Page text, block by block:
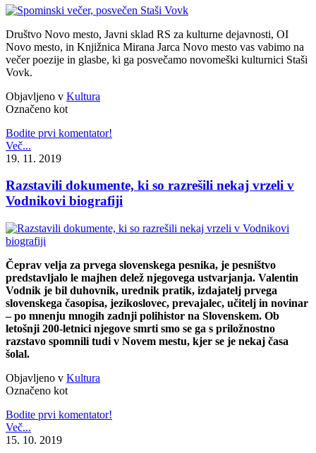
Društvo Novo mesto, Javni sklad RS za kulturne dejavnosti, OI
Novo mesto, in Knjižnica Mirana Jarca Novo mesto vas vabimo na
večer poezije in glasbe, ki ga posvečamo novomeški kulturnici Staši
Vovk.
Objavljeno v Kultura
Označeno kot
Bodite prvi komentator!
Več...
19. 11. 2019
Razstavili dokumente, ki so razrešili nekaj vrzeli v
Vodnikovi biografiji
Čeprav velja za prvega slovenskega pesnika, je pesništvo
predstavljalo le majhen delež njegovega ustvarjanja. Valentin
Vodnik je bil duhovnik, urednik pratik, izdajatelj prvega
slovenskega časopisa, jezikoslovec, prevajalec, učitelj in novinar
– po mnenju mnogih zadnji polihistor na Slovenskem. Ob
letošnji 200-letnici njegove smrti smo se ga s priložnostno
razstavo spomnili tudi v Novem mestu, kjer se je nekaj časa
šolal.
Objavljeno v Kultura
Označeno kot
Bodite prvi komentator!
Več...
15. 10. 2019